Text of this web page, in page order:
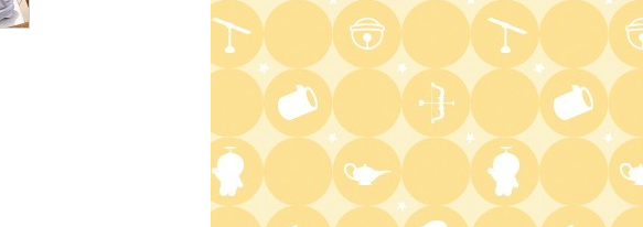
深夜 3:30
テラサってる? EXOシウミン
主演『ホ食堂～時空を超えた恋
のシェフ』第1話・前編